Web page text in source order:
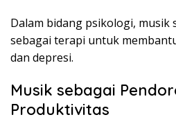
Dalam bidang psikologi, musik
sebagai terapi untuk
dan depresi.
Musik sebagai
Produktivitas